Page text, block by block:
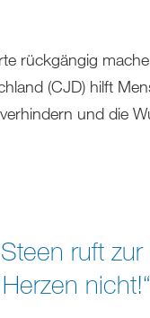
rückgängig
(CJD) hilft
und die
ruft
nicht!“